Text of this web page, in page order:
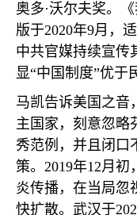
奥多·沃尔夫奖。
版于2020年9月，
中共官媒持续宣传
显“中国制度”优于
马凯告诉美国之音
主国家，刻意忽略
秀范例，并且闭口
策。 2019年12月初
炎传播，在当局忽
快扩散。武汉于